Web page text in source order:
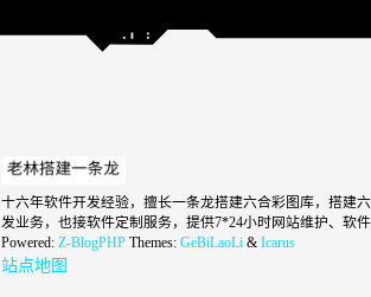
十六年软件开发经验，擅长一条龙搭建六合彩图库，搭建
发业务，也接软件定制服务，提供7*24小时网站维护、软
Powered: Z-BlogPHP Themes: GeBiLaoLi & Icarus
站点地图